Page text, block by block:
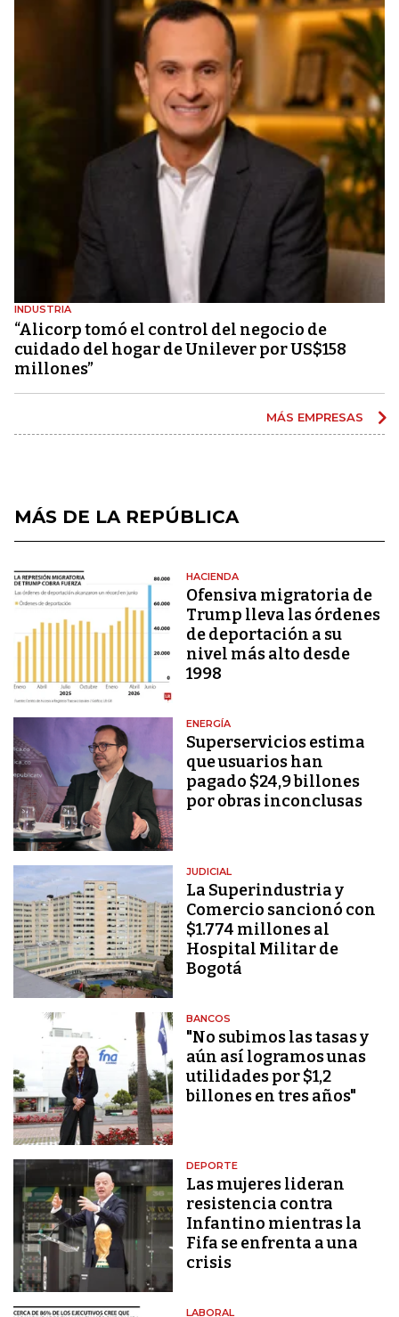
INDUSTRIA
“Alicorp tomó el control del negocio de
cuidado del hogar de Unilever por US$158
millones”
MÁS EMPRESAS
MÁS DE LA REPÚBLICA
HACIENDA
Ofensiva migratoria de
Trump lleva las órdenes
de deportación a su
nivel más alto desde
1998
ENERGÍA
Superservicios estima
que usuarios han
pagado $24,9 billones
por obras inconclusas
JUDICIAL
La Superindustria y
Comercio sancionó con
$1.774 millones al
Hospital Militar de
Bogotá
BANCOS
"No subimos las tasas y
aún así logramos unas
utilidades por $1,2
billones en tres años"
DEPORTE
Las mujeres lideran
resistencia contra
Infantino mientras la
Fifa se enfrenta a una
crisis
LABORAL